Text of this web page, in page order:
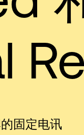
固定电讯